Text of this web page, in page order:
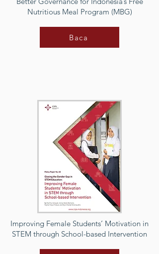
Nutritious Meal Program (MBG)
Baca
Improving Female Students’ Motivation in
STEM through School-based Intervention